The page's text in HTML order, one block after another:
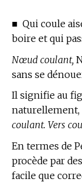
■ Qui coule
boire et qui
Nœud coulant,
sans se
Il signifie au
naturellement,
coulant. Vers
En termes de
procède par
facile que